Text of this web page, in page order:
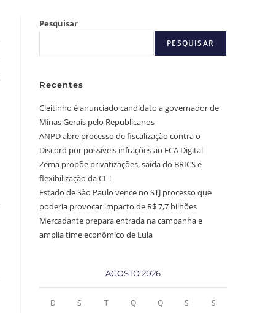
Pesquisar
PESQUISAR
Recentes
Cleitinho é anunciado candidato a governador de
Minas Gerais pelo Republicanos
ANPD abre processo de fiscalização contra o
Discord por possíveis infrações ao ECA Digital
Zema propõe privatizações, saída do BRICS e
flexibilização da CLT
Estado de São Paulo vence no STJ processo que
poderia provocar impacto de R$ 7,7 bilhões
Mercadante prepara entrada na campanha e
amplia time econômico de Lula
AGOSTO 2026
D S T Q Q S S